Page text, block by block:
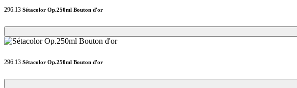
296.13 Sétacolor Op.250ml Bouton d'or
Loading...
Loading...
296.13 Sétacolor Op.250ml Bouton d'or
Loading...
Loading...